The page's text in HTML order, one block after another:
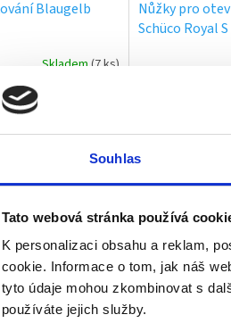
Souhlas
Tato webová stránka používá
K personalizaci obsahu a reklam,
cookie. Informace o tom, jak náš
tyto údaje mohou zkombinovat s
používáte jejich služby.
Blaugelb
Skladem (7 ks)
je speciální
pro všechna
oken, dveří,
v domácnostech,
podnicích...
Nůžky pro
Schüco Royal S
Nůžky a horní
Schüco Royal S
: C0 - stříbrná,
bílá Pro...
Značka Ostatní informace